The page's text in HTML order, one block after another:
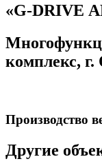
«G-DRIVE
комплекс,
Производство
Другие